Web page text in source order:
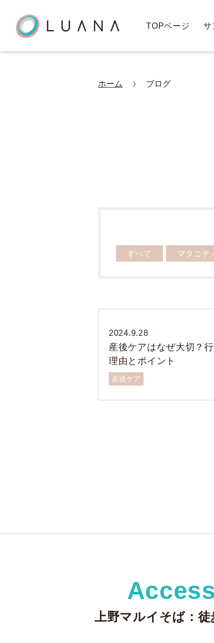
TOPページ サ
ホーム ブログ
すべて マタニテ
2024.9.28
産後ケアはなぜ大切？
理由とポイント
産後ケア
Access
上野マルイそば：徒